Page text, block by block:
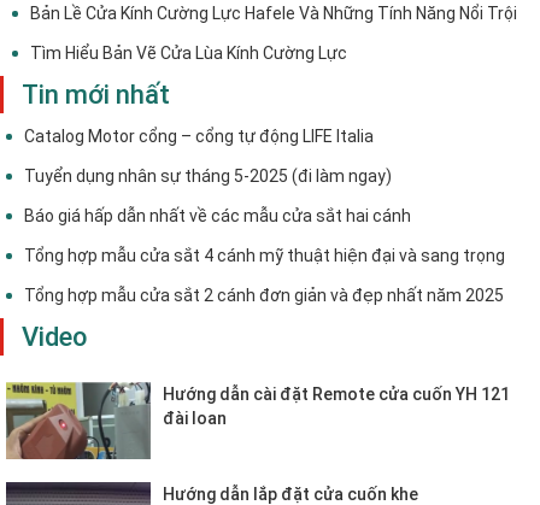
Bản Lề Cửa Kính Cường Lực Hafele Và Những Tính Năng Nổi Trội
Tìm Hiểu Bản Vẽ Cửa Lùa Kính Cường Lực
Tin mới nhất
Catalog Motor cổng – cổng tự động LIFE Italia
Tuyển dụng nhân sự tháng 5-2025 (đi làm ngay)
Báo giá hấp dẫn nhất về các mẫu cửa sắt hai cánh
Tổng hợp mẫu cửa sắt 4 cánh mỹ thuật hiện đại và sang trọng
Tổng hợp mẫu cửa sắt 2 cánh đơn giản và đẹp nhất năm 2025
Video
Hướng dẫn cài đặt Remote cửa cuốn YH 121
đài loan
Hướng dẫn lắp đặt cửa cuốn khe